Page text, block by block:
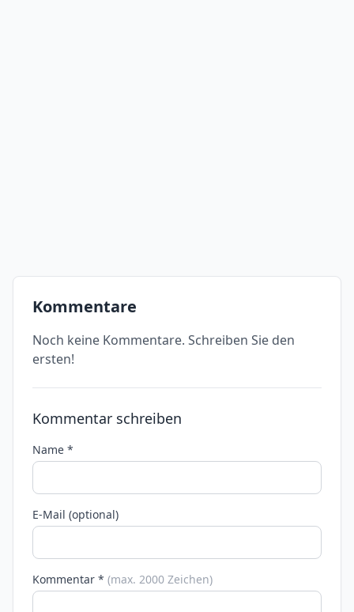
Kommentare
Noch keine Kommentare. Schreiben Sie den
ersten!
Kommentar schreiben
Name *
E-Mail (optional)
Kommentar * (max. 2000 Zeichen)